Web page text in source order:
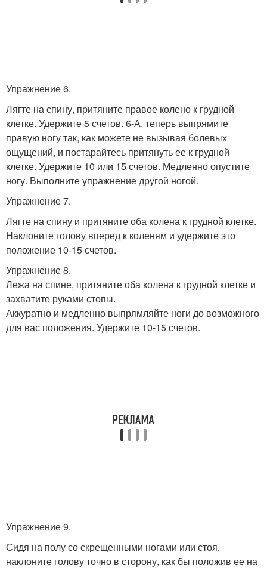
Упражнение 6.
Лягте на спину, притяните правое колено к грудной
клетке. Удержите 5 счетов. 6-А. теперь выпрямите
правую ногу так, как можете не вызывая болевых
ощущений, и постарайтесь притянуть ее к грудной
клетке. Удержите 10 или 15 счетов. Медленно опустите
ногу. Выполните упражнение другой ногой.
Упражнение 7.
Лягте на спину и притяните оба колена к грудной клетке.
Наклоните голову вперед к коленям и удержите это
положение 10-15 счетов.
Упражнение 8.
Лежа на спине, притяните оба колена к грудной клетке и
захватите руками стопы.
Аккуратно и медленно выпрямляйте ноги до возможного
для вас положения. Удержите 10-15 счетов.
Упражнение 9.
Сидя на полу со скрещенными ногами или стоя,
наклоните голову точно в сторону, как бы положив ее на